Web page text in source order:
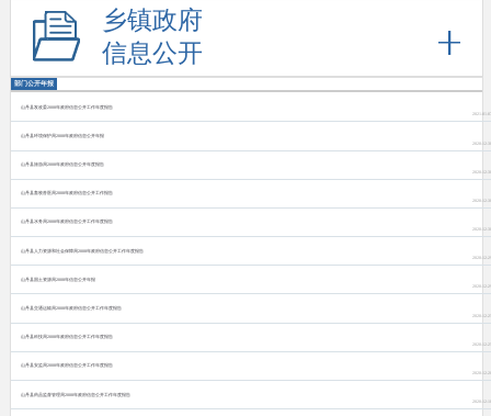
乡镇政府
信息公开
部门公开年报
山丹县发改委2008年政府信息公开工作年度报告
2021-01-
山丹县环境保护局2008年政府信息公开年报
2020-12-
山丹县旅游局2008年政府信息公开年度报告
2020-12-
山丹县畜牧兽医局2008年政府信息公开工作报告
2020-12-
山丹县水务局2008年政府信息公开工作年度报告
2020-12-
山丹县人力资源和社会保障局2008年政府信息公开工作年度报告
2020-12-
山丹县国土资源局2008年信息公开年报
2020-12-
山丹县交通运输局2008年政府信息公开工作年度报告
2020-12-
山丹县科技局2008年政府信息公开工作年度报告
2020-12-
山丹县安监局2008年政府信息公开工作年度报告
2020-12-
山丹县药品监督管理局2008年政府信息公开工作年度报告
2020-12-